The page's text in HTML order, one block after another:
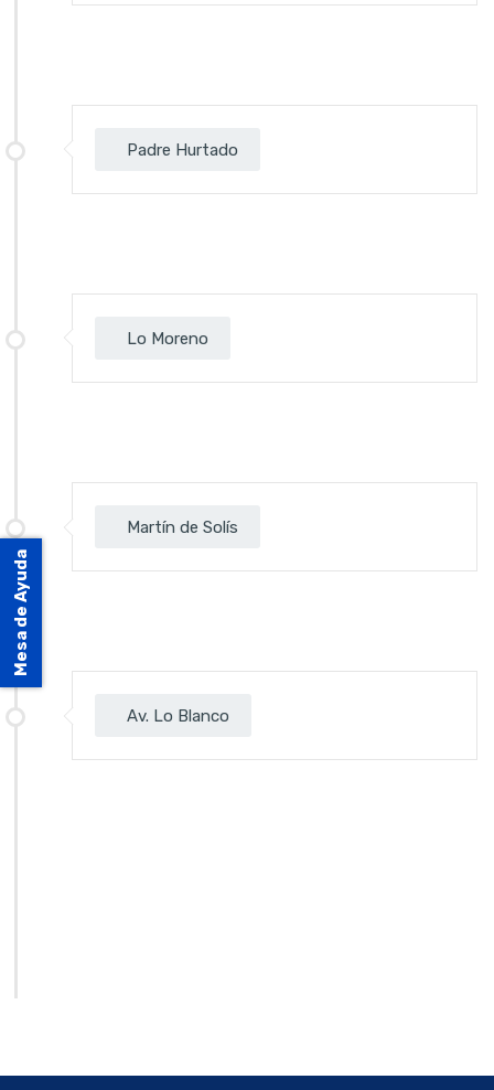
Padre Hurtado
Lo Moreno
Martín de Solís
Av. Lo Blanco
Mesa de Ayuda